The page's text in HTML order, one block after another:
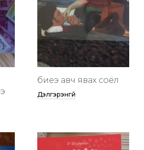
биеэ авч явах соёл
Дэлгэрэнгүй